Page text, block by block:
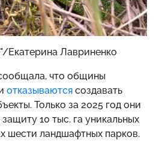
Екатерина Лавриненко
что общины
отказываются создавать
Только за 2025 год они
10 тыс. га уникальных
шести ландшафтных парков.